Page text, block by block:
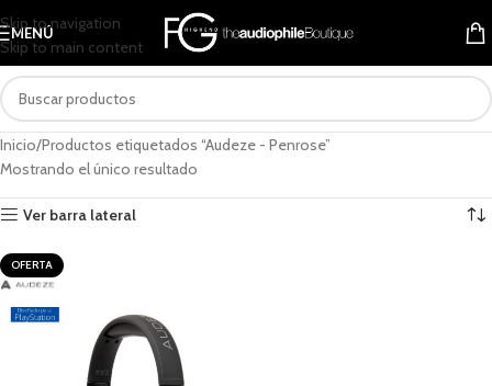
Skip to navigation
Skip to main content
MENÚ
Inicio Productos etiquetados “Audeze - Penrose”
Mostrando el único resultado
Ver barra lateral
OFERTA